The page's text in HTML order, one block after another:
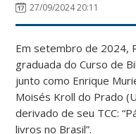
27/09/2024 20:11
Em setembro de 2024,
graduada do Curso de
junto como Enrique
Moisés Kroll do Prado
derivado de seu TCC:
livros no Brasil”.